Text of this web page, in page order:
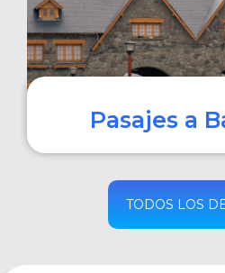
Pasajes a
TODOS LOS